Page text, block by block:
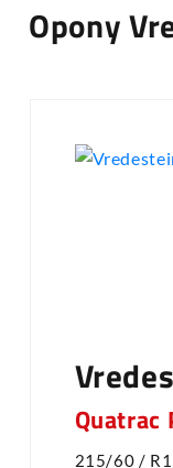
Opony
Quatrac
215/60 /